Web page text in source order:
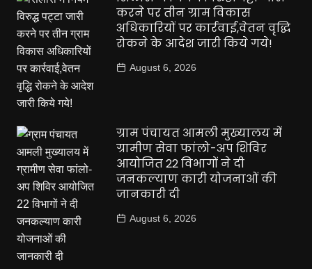
करने पर तीन ग्राम विकास
अधिकारियों पर कार्रवाई,वेतन वृद्धि
रोकने के आदेश जारी किये गये!
August 6, 2026
ग्राम पंचायत आमली मुख्यालय में
ग्रामीण सेवा फांलो-अप शिविर
आयोजित 22 विभागों ने दी
जनकल्याण कारी योजनाओं की
जानकारी दी
August 6, 2026